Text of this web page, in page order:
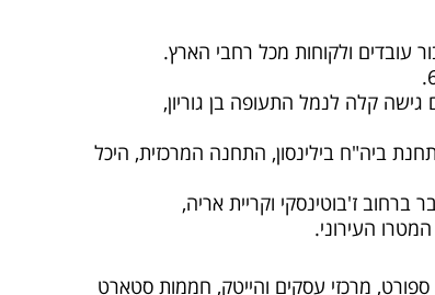
עובדים ולקוחות מכל רחבי הארץ.
קלה לנמל התעופה בן גוריון,
ביה"ח בילינסון, התחנה המרכזית, היכל
ז'בוטינסקי וקריית אריה,
העירוני.
ספורט, מרכזי עסקים והייטק, חממות סטארט